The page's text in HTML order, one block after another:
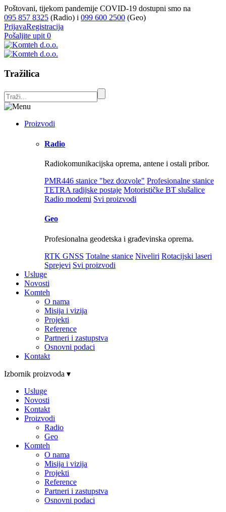
Poštovani, tijekom pandemije COVID-19 dostupni smo na
095 857 8325 (Radio) i 099 600 2500 (Geo)
PrijavaRegistracija
Pošaljite upit 0
Tražilica
Proizvodi
Radio
Radiokomunikacijska oprema, antene i ostali pribor.
PMR446 stanice "bez dozvole" Profesionalne stanice
TETRA radijske postaje Motorističke BT slušalice
Radio modemi Svi proizvodi
Geo
Profesionalna geodetska i građevinska oprema.
RTK GNSS Totalne stanice Niveliri Rotacijski laseri
Sprejevi Svi proizvodi
Usluge
Novosti
Komteh
O nama
Misija i vizija
Projekti
Reference
Partneri i zastupstva
Osnovni podaci
Kontakt
Izbornik proizvoda ▾
Usluge
Novosti
Kontakt
Proizvodi
Radio
Geo
Komteh
O nama
Misija i vizija
Projekti
Reference
Partneri i zastupstva
Osnovni podaci